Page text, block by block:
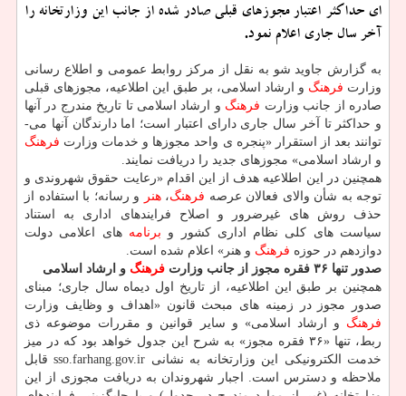
ای حداكثر اعتبار مجوزهای قبلی صادر شده از جانب این وزارتخانه را
آخر سال جاری اعلام نمود.
به گزارش جاوید شو به نقل از مركز روابط عمومی و اطلاع رسانی
وزارت فرهنگ و ارشاد اسلامی، بر طبق این اطلاعیه، مجوزهای قبلی
صادره از جانب وزارت فرهنگ و ارشاد اسلامی تا تاریخ مندرج در آنها
و حداكثر تا آخر سال جاری دارای اعتبار است؛ اما دارندگان آنها می­
توانند بعد از استقرار «پنجره­ ی واحد مجوزها و خدمات وزارت فرهنگ
و ارشاد اسلامی» مجوزهای جدید را دریافت نمایند.
همچنین در این اطلاعیه هدف از این اقدام «رعایت حقوق شهروندی و
توجه به شأن والای فعالان عرصه­ فرهنگ،هنر
و رسانه؛ با استفاده از
حذف روش­ های غیرضرور و اصلاح فرایندهای اداری به استناد
سیاست­ های كلی نظام اداری كشور و برنامه های اعلامی دولت
دوازدهم در حوزه­ فرهنگ و هنر» اعلام شده است.
صدور تنها ۳۶ فقره مجوز از جانب وزارت
فرهنگ و ارشاد اسلامی
همچنین بر طبق این اطلاعیه، از تاریخ اول دی­ماه سال جاری؛ مبنای
صدور مجوز در زمینه­ های مبحث قانون «اهداف و وظایف وزارت
فرهنگ و ارشاد اسلامی» و سایر قوانین و مقررات موضوعه ذی
ربط، تنها «۳۶ فقره مجوز» به شرح این جدول خواهد بود كه در میز
خدمت الكترونیكی این وزارتخانه به نشانی sso.farhang.gov.ir قابل
ملاحظه و دسترس است. اجبار شهروندان به دریافت مجوزی از این